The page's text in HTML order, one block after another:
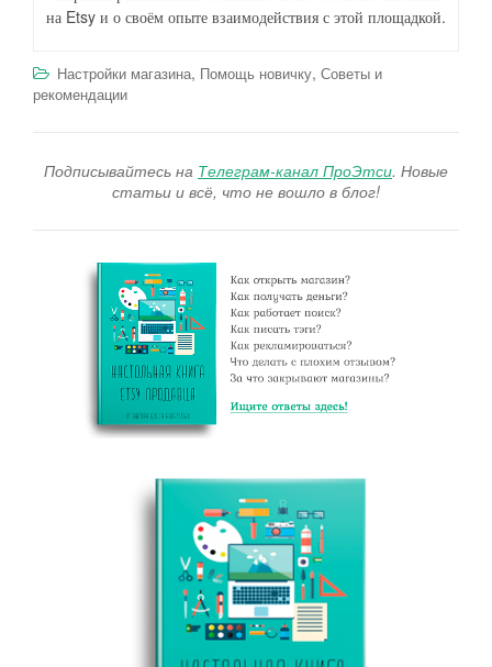
на Etsy и о своём опыте взаимодействия с этой площадкой.
Настройки магазина, Помощь новичку, Советы и
рекомендации
Подписывайтесь на Телеграм-канал ПроЭтси. Новые
статьи и всё, что не вошло в блог!